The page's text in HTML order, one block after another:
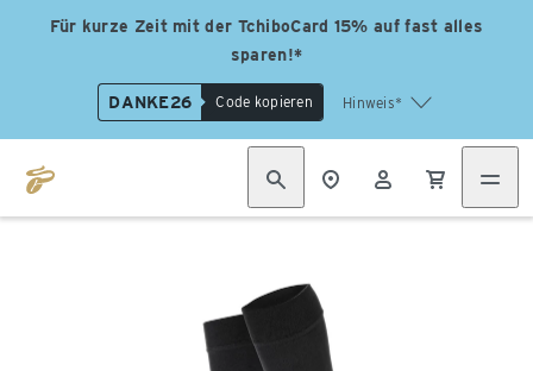
Für kurze Zeit mit der TchiboCard 15% auf fast alles
sparen!*
DANKE26 Code kopieren Hinweis*